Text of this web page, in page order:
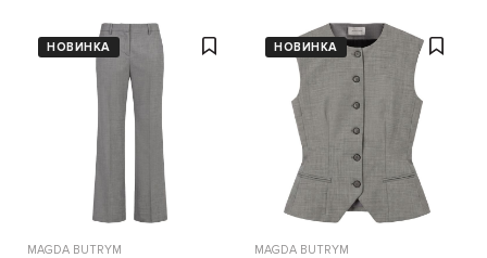
НОВИНКА
MAGDA BUTRYM
НОВИНКА
MAGDA BUTRYM